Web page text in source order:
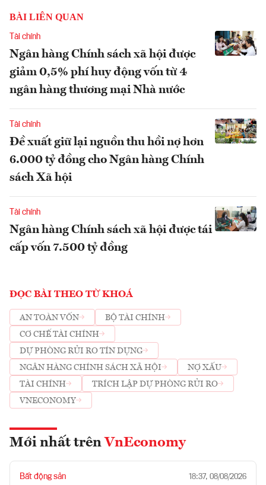
BÀI LIÊN QUAN
Tài chính
Ngân hàng Chính sách xã hội được
giảm 0,5% phí huy động vốn từ 4
ngân hàng thương mại Nhà nước
Tài chính
Đề xuất giữ lại nguồn thu hồi nợ hơn
6.000 tỷ đồng cho Ngân hàng Chính
sách Xã hội
Tài chính
Ngân hàng Chính sách xã hội được tái
cấp vốn 7.500 tỷ đồng
ĐỌC BÀI THEO TỪ KHOÁ
AN TOÀN VỐN
BỘ TÀI CHÍNH
CƠ CHẾ TÀI CHÍNH
DỰ PHÒNG RỦI RO TÍN DỤNG
NGÂN HÀNG CHÍNH SÁCH XÃ HỘI
NỢ XẤU
TÀI CHÍNH
TRÍCH LẬP DỰ PHÒNG RỦI RO
VNECONOMY
Mới nhất trên VnEconomy
Bất động sản 18:37, 08/08/2026